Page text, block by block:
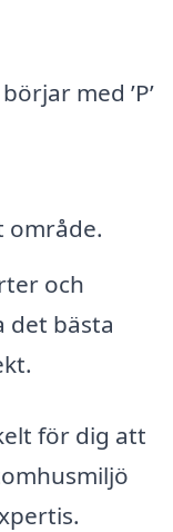
med ’P’
och
det bästa
för dig att